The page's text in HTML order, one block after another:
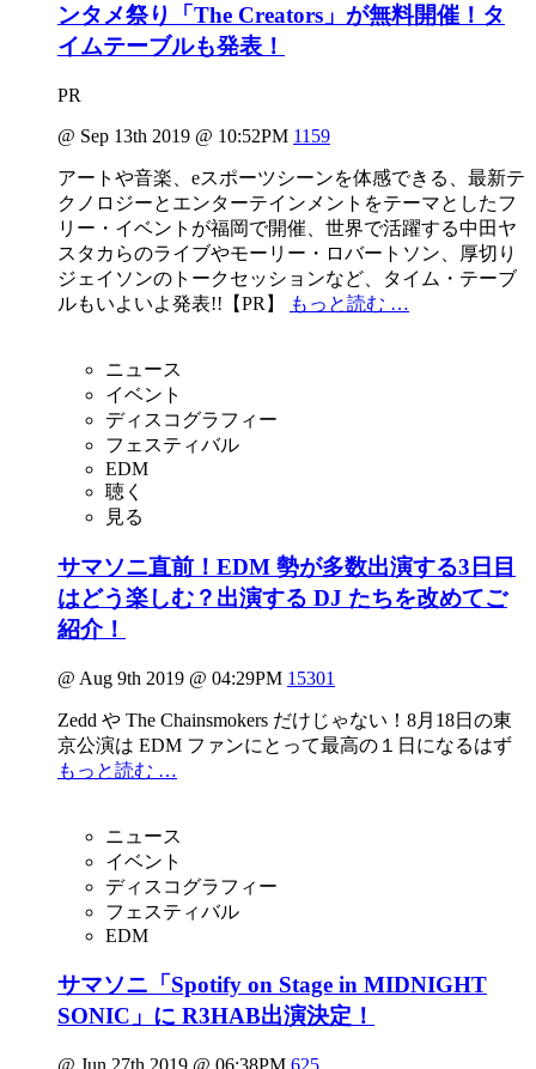
ンタメ祭り「The Creators」が無料開催！タ
イムテーブルも発表！
PR
@ Sep 13th 2019 @ 10:52PM 1159
アートや音楽、eスポーツシーンを体感できる、最新テ
クノロジーとエンターテインメントをテーマとしたフ
リー・イベントが福岡で開催、世界で活躍する中田ヤ
スタカらのライブやモーリー・ロバートソン、厚切り
ジェイソンのトークセッションなど、タイム・テーブ
ルもいよいよ発表!!【PR】
もっと読む …
ニュース
イベント
ディスコグラフィー
フェスティバル
EDM
聴く
見る
サマソニ直前！EDM 勢が多数出演する3日目
はどう楽しむ？出演する DJ たちを改めてご
紹介！
@ Aug 9th 2019 @ 04:29PM 15301
Zedd や The Chainsmokers だけじゃない！8月18日の東
京公演は EDM ファンにとって最高の１日になるはず
もっと読む …
ニュース
イベント
ディスコグラフィー
フェスティバル
EDM
サマソニ「Spotify on Stage in MIDNIGHT
SONIC」に R3HAB出演決定！
@ Jun 27th 2019 @ 06:38PM 625